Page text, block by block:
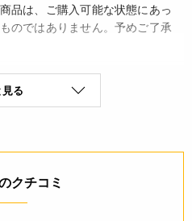
品は、ご購入可能な状態にあっ
のではありません。予めご了承
る
クチコミ